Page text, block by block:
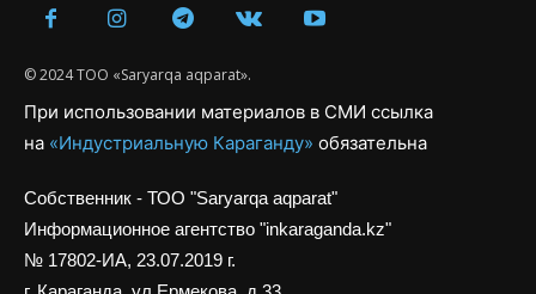
© 2024 ТОО «Saryarqa aqparat».
При использовании материалов в СМИ ссылка
на «Индустриальную Караганду» обязательна
Собственник - ТОО "Saryarqa aqparat"
Информационное агентство "inkaraganda.kz"
№ 17802-ИА, 23.07.2019 г.